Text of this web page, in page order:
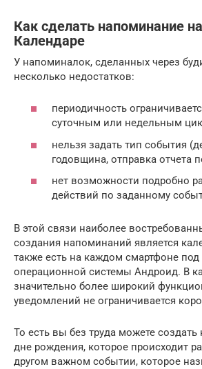
Как сделать напоминание
Календаре
У напоминалок, сделанных через
несколько недостатков:
периодичность
суточным или недельным
нельзя задать тип события
годовщина, отправка отчета
нет возможности подробно
действий по заданному
В этой связи наиболее
создания напоминаний является
также есть на каждом смартфоне
операционной системы Андроид. В
значительно более широкий
уведомлений не ограничивается
То есть вы без труда можете
дне рождения, которое происходит
другом важном событии, которое